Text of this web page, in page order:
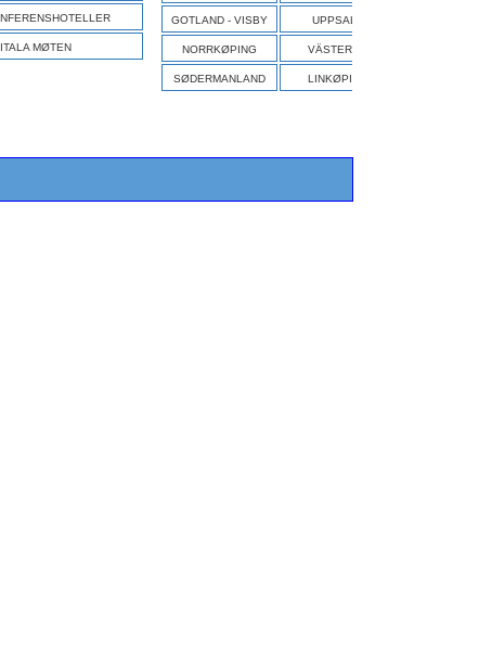
MØTEN
GOTLAND - VISBY UPPSALA
NORRKØPING VÄSTERÅS
SØDERMANLAND LINKØPING